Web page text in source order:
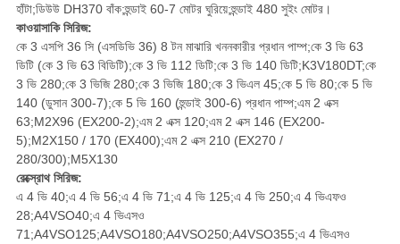
হাঁটা;ডিউউ DH370 বাঁক;হুন্ডাই 60-7 মোটর ঘুরিয়ে;হুন্ডাই 480 সুইং মোটর।
কাওয়াসাকি সিরিজ:
কে 3 এসপি 36 সি (এসডিভি 36) 8 টন মাঝারি খননকারীর প্রধান পাম্প;কে 3 ভি 63
ডিটি (কে 3 ভি 63 বিডিটি);কে 3 ভি 112 ডিটি;কে 3 ভি 140 ডিটি;K3V180DT;কে
3 ভি 280;কে 3 ভিজি 280;কে 3 ভিজি 180;কে 3 ভিএল 45;কে 5 ভি 80;কে 5 ভি
140 (ডুসান 300-7);কে 5 ভি 160 (হুন্ডাই 300-6) প্রধান পাম্প;এম 2 এক্স
63;M2X96 (EX200-2);এম 2 এক্স 120;এম 2 এক্স 146 (EX200-
5);M2X150 / 170 (EX400);এম 2 এক্স 210 (EX270 /
280/300);M5X130
রেক্স্রোথ সিরিজ:
এ 4 ভি 40;এ 4 ভি 56;এ 4 ভি 71;এ 4 ভি 125;এ 4 ভি 250;এ 4 ভিএফও
28;A4VSO40;এ 4 ভিএসও
71;A4VSO125;A4VSO180;A4VSO250;A4VSO355;এ 4 ভিএসও